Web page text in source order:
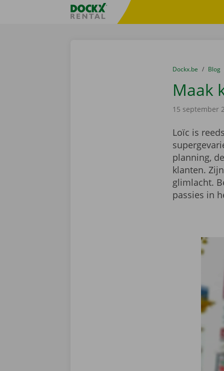
Taalselectie overslaanFratello DEMO
U bevindt zich
van
Dockx.be naar
Blog
Maak
15 september
Loïc is
planning,
klanten.
glimlacht.
passies in